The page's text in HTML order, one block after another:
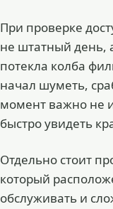
При проверке
не штатный день,
потекла колба
начал шуметь,
момент важно не
быстро увидеть
Отдельно стоит
который
обслуживать и